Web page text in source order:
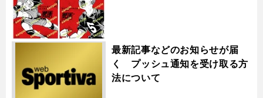
最新記事などのお知らせが届
く プッシュ通知を受け取る方
法について